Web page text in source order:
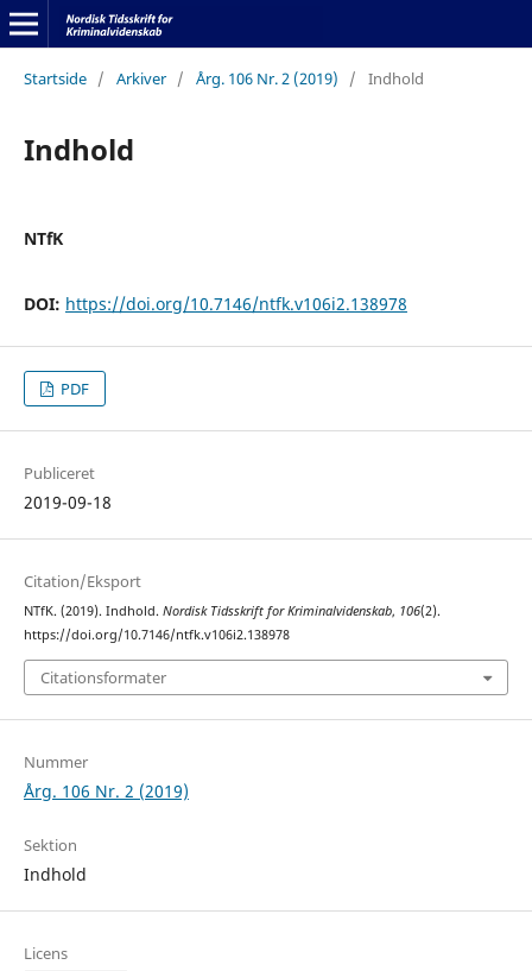
Startside / Arkiver / Årg. 106 Nr. 2 (2019) / Indhold
Indhold
NTfK
DOI: https://doi.org/10.7146/ntfk.v106i2.138978
PDF
Publiceret
2019-09-18
Citation/Eksport
NTfK. (2019). Indhold. Nordisk Tidsskrift for Kriminalvidenskab, 106(2).
https://doi.org/10.7146/ntfk.v106i2.138978
Citationsformater
Nummer
Årg. 106 Nr. 2 (2019)
Sektion
Indhold
Licens